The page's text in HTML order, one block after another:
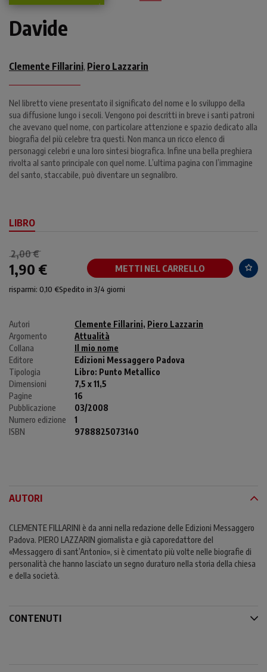
Davide
Clemente Fillarini, Piero Lazzarin
Nel libretto viene presentato il significato del nome e lo sviluppo della
sua diffusione lungo i secoli. Vengono poi descritti in breve i santi patroni
che avevano quel nome, con particolare attenzione e spazio dedicato alla
biografia del più celebre tra questi. Non manca un ricco elenco di
personaggi celebri e una loro sintesi biografica. Infine una bella preghiera
rivolta al santo principale con quel nome. L’ultima pagina con l’immagine
del santo, staccabile, può diventare un segnalibro.
LIBRO
2,00 €
1,90 € METTI NEL CARRELLO
risparmi: 0,10 €Spedito in 3/4 giorni
Autori Clemente Fillarini, Piero Lazzarin
Argomento
Attualità
Collana
Il mio nome
Editore
Edizioni Messaggero Padova
Tipologia
Libro: Punto Metallico
Dimensioni
7,5 x 11,5
Pagine
16
Pubblicazione
03/2008
Numero edizione
1
ISBN
9788825073140
AUTORI
CLEMENTE FILLARINI è da anni nella redazione delle Edizioni Messaggero
Padova. PIERO LAZZARIN giornalista e già caporedattore del
«Messaggero di sant’Antonio», si è cimentato più volte nelle biografie di
personalità che hanno lasciato un segno duraturo nella storia della chiesa
e della società.
CONTENUTI